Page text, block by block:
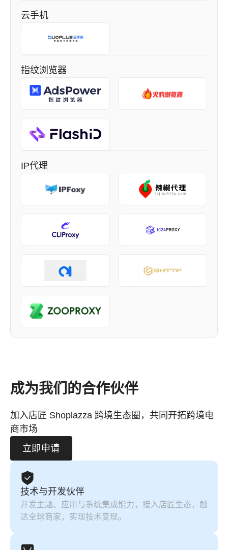
云手机
指纹浏览器
IP代理
成为我们的合作伙伴
加入店匠 Shoplazza 跨境生态圈，共同开拓跨境电
商市场
立即申请
技术与开发伙伴
开发主题、应用与系统集成能力，接入店匠生态，触
达全球商家，实现技术变现。